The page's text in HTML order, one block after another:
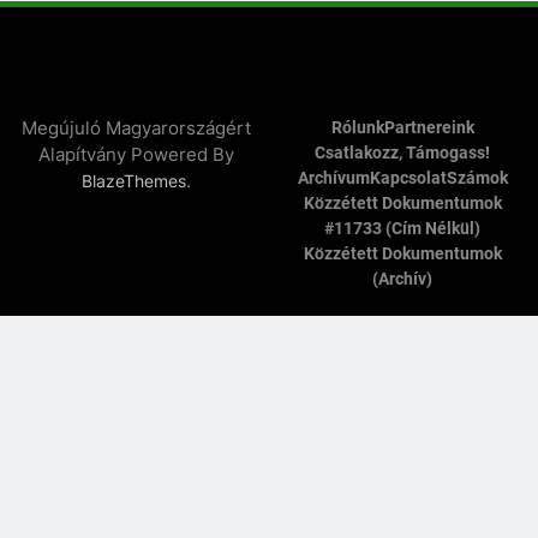
Megújuló Magyarországért
Alapítvány Powered By
BlazeThemes.
RólunkPartnereink
Csatlakozz, Támogass!
ArchívumKapcsolatSzámok
Közzétett Dokumentumok
#11733 (cím Nélkül)
Közzétett Dokumentumok
(archív)